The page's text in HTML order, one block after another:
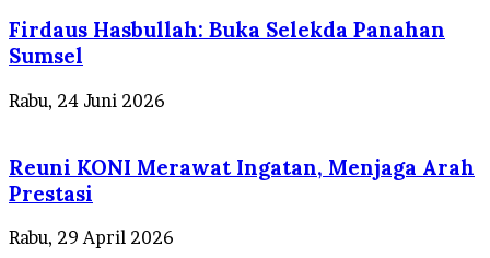
Firdaus Hasbullah: Buka Selekda Panahan
Sumsel
Rabu, 24 Juni 2026
Reuni KONI Merawat Ingatan, Menjaga Arah
Prestasi
Rabu, 29 April 2026